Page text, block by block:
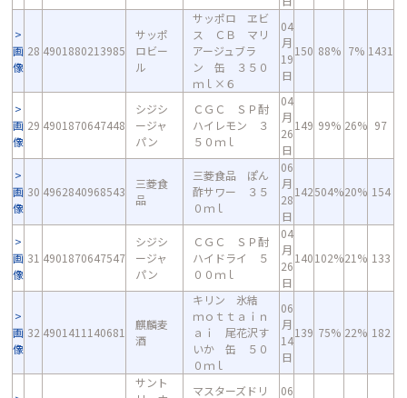
画
像
28 4901880213985
サッポ
ロビー
ル
サッポロ ヱビ
ス ＣＢ マリ
アージュブラ
ン 缶 ３５０
ｍｌ×６
04
月
19
日
150 88% 7% 1431
画
像
29 4901870647448
シジシ
ージャ
パン
ＣＧＣ ＳＰ酎
ハイレモン ３
５０ｍｌ
04
月
26
日
149 99% 26% 97
画
像
30 4962840968543
三菱食
品
三菱食品 ぽん
酢サワー ３５
０ｍｌ
06
月
28
日
142504%20% 154
画
像
31 4901870647547
シジシ
ージャ
パン
ＣＧＣ ＳＰ酎
ハイドライ ５
００ｍｌ
04
月
26
日
140102%21% 133
画
像
32 4901411140681
麒麟麦
酒
キリン 氷結
ｍｏｔｔａｉｎ
ａｉ 尾花沢す
いか 缶 ５０
０ｍｌ
06
月
14
日
139 75% 22% 182
サント
マスターズドリ
06